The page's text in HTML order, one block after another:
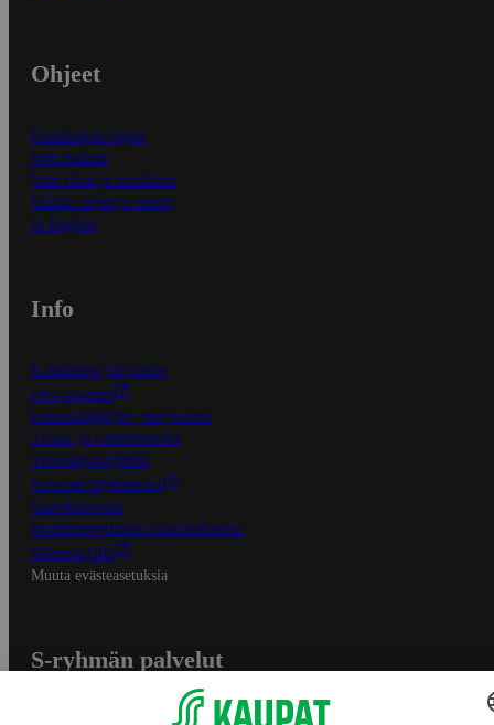
Ohjeet
Ensitilaajan ohjeet
Näin maksat
Näin tilaat ja muokkaat
Kaikki ohjeet ja vinkit
In English
Info
S-Business yrityksille
Oiva-raportit
Osuuskauppojen yhteystiedot
Tilaus- ja toimitusehdot
Tietosuojakäytäntö
Palvelun käyttöehdot
Saavutettavuus
Mobiilisovelluksen saavutettavuus
Mainostajalle
Muuta evästeasetuksia
S-ryhmän palvelut